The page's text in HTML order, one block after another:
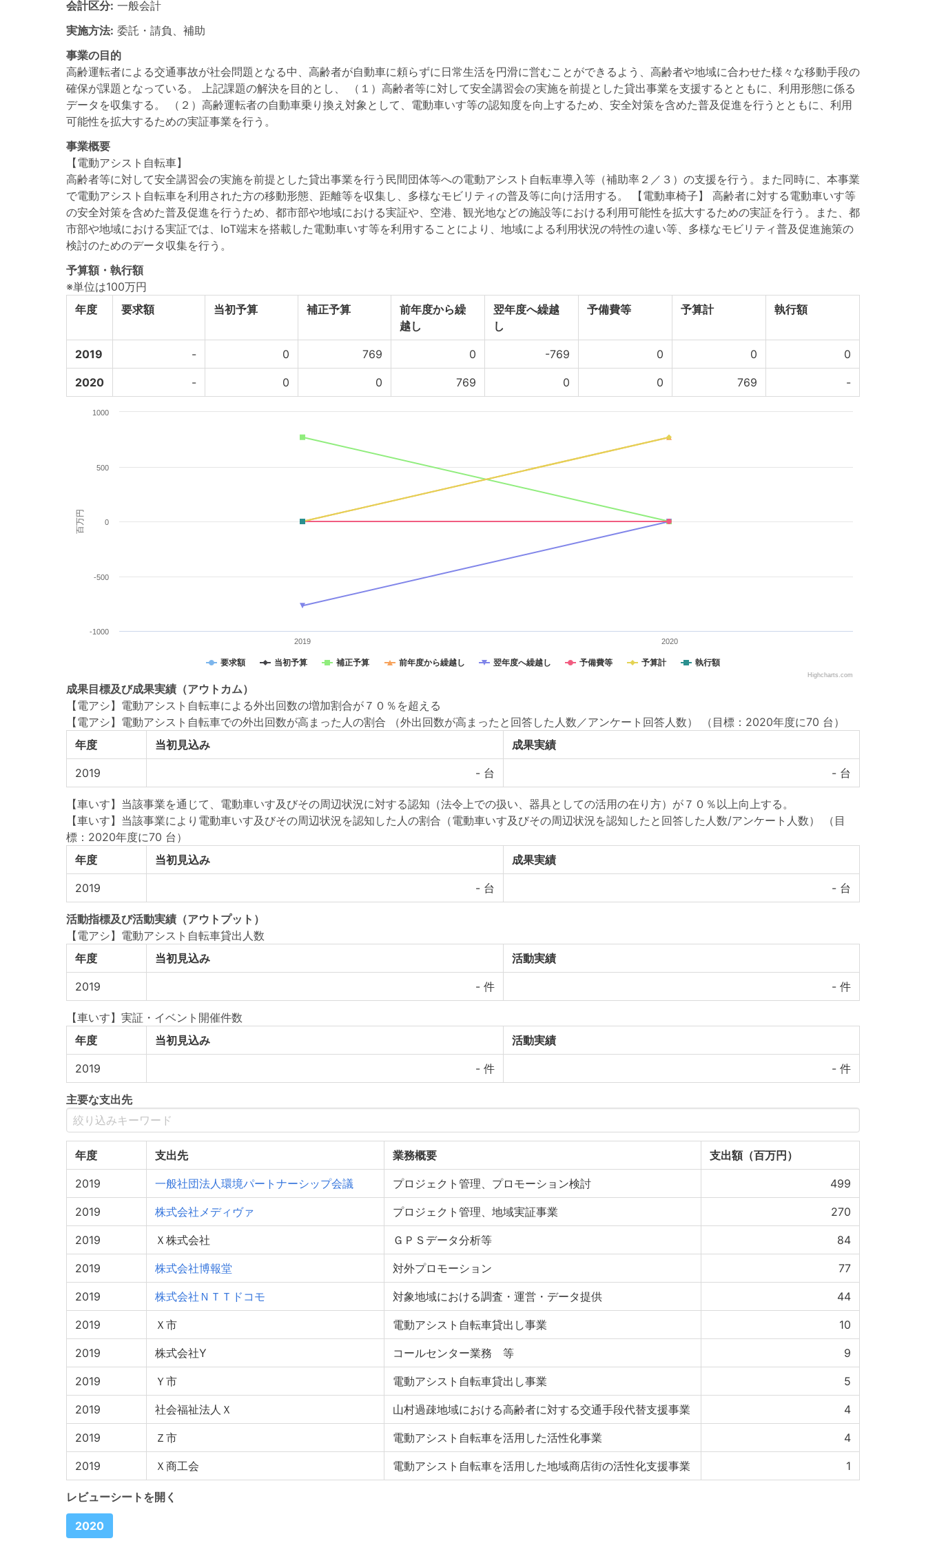
会計区分: 一般会計
実施方法: 委託・請負、補助
事業の目的
高齢運転者による交通事故が社会問題となる中、高齢者が自動車に頼らずに日常生活を円滑に営むことができるよう、高齢者や地域に合わせた様々な移動手段の
確保が課題となっている。 上記課題の解決を目的とし、 （１）高齢者等に対して安全講習会の実施を前提とした貸出事業を支援するとともに、利用形態に係る
データを収集する。 （２）高齢運転者の自動車乗り換え対象として、電動車いす等の認知度を向上するため、安全対策を含めた普及促進を行うとともに、利用
可能性を拡大するための実証事業を行う。
事業概要
【電動アシスト自転車】
高齢者等に対して安全講習会の実施を前提とした貸出事業を行う民間団体等への電動アシスト自転車導入等（補助率２／３）の支援を行う。また同時に、本事業
で電動アシスト自転車を利用された方の移動形態、距離等を収集し、多様なモビリティの普及等に向け活用する。 【電動車椅子】 高齢者に対する電動車いす等
の安全対策を含めた普及促進を行うため、都市部や地域における実証や、空港、観光地などの施設等における利用可能性を拡大するための実証を行う。また、都
市部や地域における実証では、IoT端末を搭載した電動車いす等を利用することにより、地域による利用状況の特性の違い等、多様なモビリティ普及促進施策の
検討のためのデータ収集を行う。
予算額・執行額
※単位は100万円
年度
要求額 当初予算 補正予算
前年度から繰
越し
翌年度へ繰越
し
予備費等 予算計 執行額
2019 - 0 769 0 -769 0 0 0
2020 - 0 0 769 0 0 769 -
百万円
要求額 当初予算 補正予算 前年度から繰越し 翌年度へ繰越し 予備費等 予算計 執行額
2019 2020
-1000
-500
0
500
1000
Highcharts.com
成果目標及び成果実績 （アウトカム）
【電アシ】電動アシスト自転車による外出回数の増加割合が７０％を超える
【電アシ】電動アシスト自転車での外出回数が高まった人の割合 （外出回数が高まったと回答した人数／アンケート回答人数）
（目標：2020年度に70 台）
年度
当初見込み 成果実績
2019 - 台 - 台
【車いす】当該事業を通じて、電動車いす及びその周辺状況に対する認知（法令上での扱い、器具としての活用の在り方）が７０％以上向上する。
【車いす】当該事業により電動車いす及びその周辺状況を認知した人の割合（電動車いす及びその周辺状況を認知したと回答した人数/アンケート人数）
（目
標：2020年度に70 台）
年度
当初見込み 成果実績
2019 - 台 - 台
活動指標及び活動実績 （アウトプット）
【電アシ】電動アシスト自転車貸出人数
年度
当初見込み 活動実績
2019 - 件 - 件
【車いす】実証・イベント開催件数
年度
当初見込み 活動実績
2019 - 件 - 件
主要な支出先
年度 支出先 業務概要 支出額（百万円）
2019 一般社団法人環境パートナーシップ会議 プロジェクト管理、プロモーション検討 499
2019 株式会社メディヴァ プロジェクト管理、地域実証事業 270
2019 Ｘ株式会社 ＧＰＳデータ分析等 84
2019 株式会社博報堂 対外プロモーション 77
2019 株式会社ＮＴＴドコモ 対象地域における調査・運営・データ提供 44
2019 Ｘ市 電動アシスト自転車貸出し事業 10
2019 株式会社Y コールセンター業務 等 9
2019 Ｙ市 電動アシスト自転車貸出し事業 5
2019 社会福祉法人Ｘ 山村過疎地域における高齢者に対する交通手段代替支援事業 4
2019 Ｚ市 電動アシスト自転車を活用した活性化事業 4
2019 Ｘ商工会 電動アシスト自転車を活用した地域商店街の活性化支援事業 1
レビューシートを開く
2020